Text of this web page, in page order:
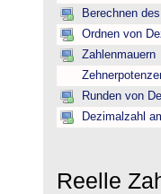
Berechnen
Ordnen von
Zahlenmauern
Runden von
Dezimalzahl
Reelle